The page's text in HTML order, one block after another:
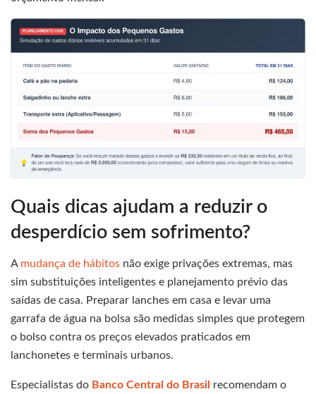
Quais dicas ajudam a reduzir o
desperdício sem sofrimento?
Amudança de hábitos não exige privações extremas, mas
sim substituições inteligentes e planejamento prévio das
saídas de casa. Preparar lanches em casa e levar uma
garrafa de água na bolsa são medidas simples que protegem
o bolso contra os preços elevados praticados em
lanchonetes e terminais urbanos.
Especialistas do Banco Central do Brasil recomendam o